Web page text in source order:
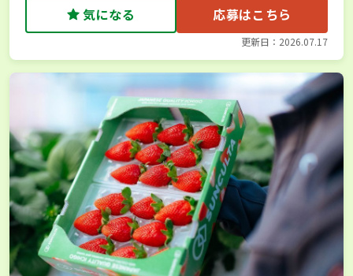
気になる 応募はこちら
更新日：2026.07.17